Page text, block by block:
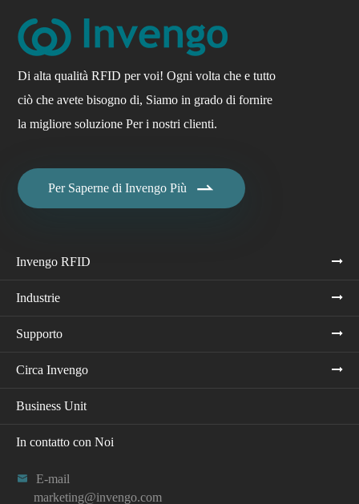
Di alta qualità RFID per voi! Ogni volta che e tutto
ciò che avete bisogno di, Siamo in grado di fornire
la migliore soluzione Per i nostri clienti.
Per Saperne di Invengo Più 
Invengo RFID
Industrie
Supporto
Circa Invengo
Business Unit
In contatto con Noi

E-mail
marketing@invengo.com